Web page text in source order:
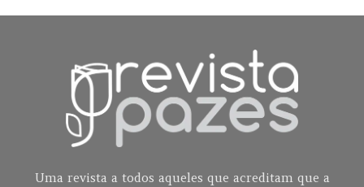
Uma revista a todos aqueles que acreditam que a